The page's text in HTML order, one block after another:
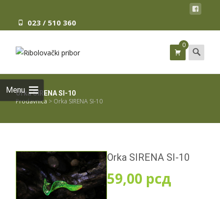
023 / 510 360
Menu
0 Search
for:
Orka SIRENA SI-10
Prodavnica > Orka SIRENA SI-10
Orka SIRENA SI-10
59,00 рсд